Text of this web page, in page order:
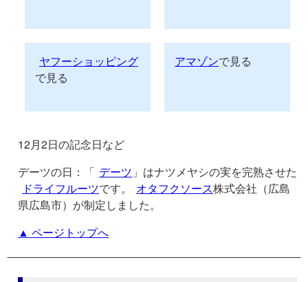
ヤフーショッピング
で見る
アマゾンで見る
12月2日の記念日など
デーツの日：「 デーツ 」はナツメヤシの実を完熟させた
ドライフルーツです。 オタフクソース株式会社（広島
県広島市）が制定しました。
▲ ページトップへ